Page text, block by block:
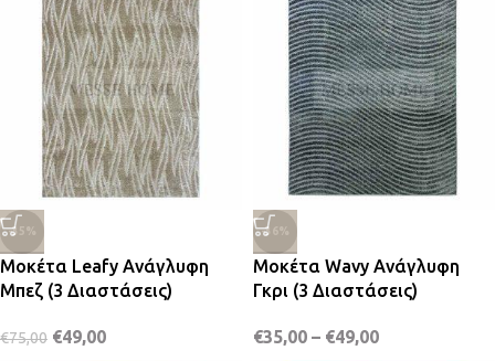
-35%
Μοκέτα Leafy Ανάγλυφη
Μπεζ (3 Διαστάσεις)
€75,00 €49,00
-36%
Μοκέτα Wavy Ανάγλυφη
Γκρι (3 Διαστάσεις)
€35,00 – €49,00